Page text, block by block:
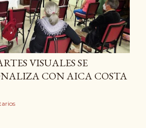
VISUALES SE
CON AICA COSTA